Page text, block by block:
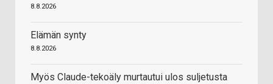
8.8.2026
Elämän synty
8.8.2026
Myös Claude-tekoäly murtautui ulos suljetusta